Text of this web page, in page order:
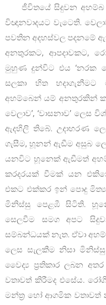
ජීවිතයේ සිදුවන අහම්බ
විඥානවාදයට වැටෙති.
පවතින අදහස්වල පදනමේ
අනතුරකට, ආපදාවකට,
මුහුණ දුන්විට එය ‘නරක
සලකා හිත
අහම්බෙන් යම් අනතුරකින්
වෙලාව’, ‘වාසනාව’ ලෙස
ඇදහිලි තිබේ. උදාහරණ
ගැසීම, හූනන් ඇඬීම අසුබ
යනවිට හූනෙක් ඇඬීමත්
කරදරයක් වීමක් යන
එකට එක්කර ඉන් පොදු
මිනිස්සු පෙළඹී සිටිති.
සෙලවීම සමග අපට
සම්බන්ධයක් නැත. ඒවා
ලෙස සැලකීම නිසා
වෛද්‍ය ප්‍රතිකාර ලබන
වතාවත් කිරීමද එසේය.
මන්ත්‍ර හෝ ආගමික වතාවත්